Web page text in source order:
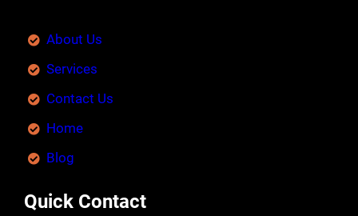
About Us
Services
Contact Us
Home
Blog
Quick Contact